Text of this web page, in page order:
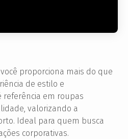
proporciona mais do que
de estilo e
referência em roupas
valorizando a
Ideal para quem busca
corporativas.